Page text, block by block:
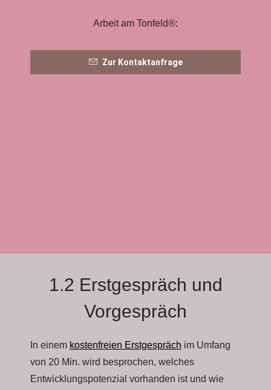
Arbeit am Tonfeld®:
Zur Kontaktanfrage
1.2 Erstgespräch und
Vorgespräch
In einem kostenfreien Erstgespräch im Umfang
von 20 Min. wird besprochen, welches
Entwicklungspotenzial vorhanden ist und wie